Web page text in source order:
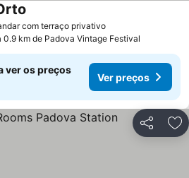
com terraço privativo
0.9 km de Padova Vintage Festival
ver os preços
Ver preços
Partilhar